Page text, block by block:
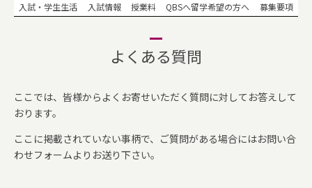
入試・学生生活 入試情報 授業料 QBSへ留学希望の方へ 募集要項
よくある質問
ここでは、皆様からよくお寄せいただく質問に対してお答えして
おります。
ここに掲載されていない事柄で、ご質問がある場合にはお問い合
わせフォームよりお送り下さい。